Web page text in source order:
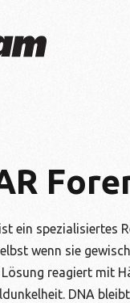
ein spezialisiertes
wenn sie
reagiert mit
DNA